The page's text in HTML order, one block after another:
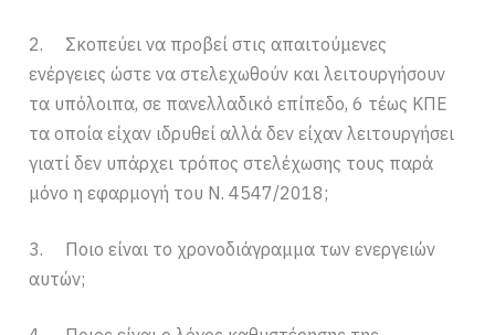
2. Σκοπεύει να προβεί στις απαιτούμενες
ενέργειες ώστε να στελεχωθούν και λειτουργήσουν
τα υπόλοιπα, σε πανελλαδικό επίπεδο, 6 τέως ΚΠΕ
τα οποία είχαν ιδρυθεί αλλά δεν είχαν λειτουργήσει
γιατί δεν υπάρχει τρόπος στελέχωσης τους παρά
μόνο η εφαρμογή του Ν. 4547/2018;
3. Ποιο είναι το χρονοδιάγραμμα των ενεργειών
αυτών;